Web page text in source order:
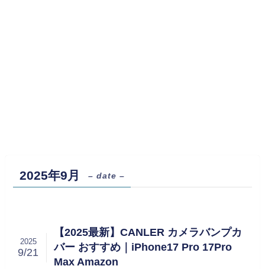
2025年9月 – date –
【2025最新】CANLER カメラバンプカ
バー おすすめ｜iPhone17 Pro 17Pro
Max Amazon
2025
9/21